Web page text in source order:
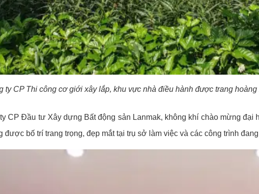
ty CP Thi công cơ giới xây lắp, khu vực nhà điều hành được trang
CP Đầu tư Xây dựng Bất động sản Lanmak, không khí chào mừng đại
được bố trí trang trọng, đẹp mắt tại trụ sở làm việc và các công trình